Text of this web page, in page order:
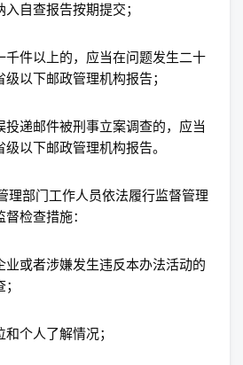
自查报告按期提交；
件以上的，应当在问题发生二十
以下邮政管理机构报告；
递邮件被刑事立案调查的，应当
以下邮政管理机构报告。
理部门工作人员依法履行监督管理
检查措施：
或者涉嫌发生违反本办法活动的
个人了解情况；